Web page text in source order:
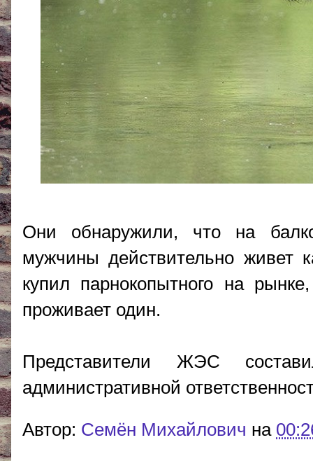
Они обнаружили, что на
мужчины действительно живет
купил парнокопытного на
проживает один.
Представители ЖЭС
административной
Автор: Cемён Михайлович на